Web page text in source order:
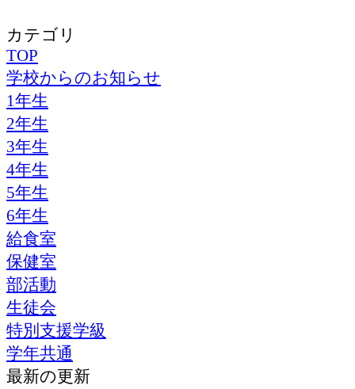
カテゴリ
TOP
学校からのお知らせ
1年生
2年生
3年生
4年生
5年生
6年生
給食室
保健室
部活動
生徒会
特別支援学級
学年共通
最新の更新